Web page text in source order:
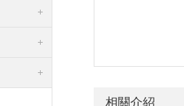
相關介紹